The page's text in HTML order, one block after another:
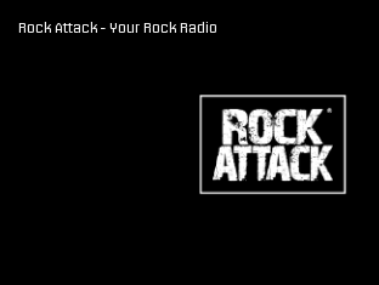
Rock Attack - Your Rock Radio